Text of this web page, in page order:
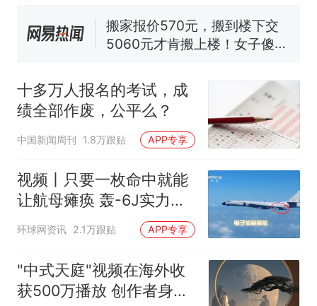
国大使骑行绕了几乎整个国境
线一圈，还曾两次到中国寻根
搬家报价570元，搬到楼下交
5060元才肯搬上楼！女子傻眼
母瘫痪 轰-6J实力有多强？
空调24小时开着反而更省电？
电力部门回应
台风"白海豚"登陆 中心附近最
热 十多万人报名的考试，成绩
全部作废，公平么？
十多万人报名的考试，成
绩全部作废，公平么？
中国新闻周刊 1.8万跟贴 APP专享
视频丨只要一枚命中就能
让航母瘫痪 轰-6J实力有
多强？
环球网资讯 2.1万跟贴 APP专享
"中式天庭"视频在海外收
获500万播放 创作者身份